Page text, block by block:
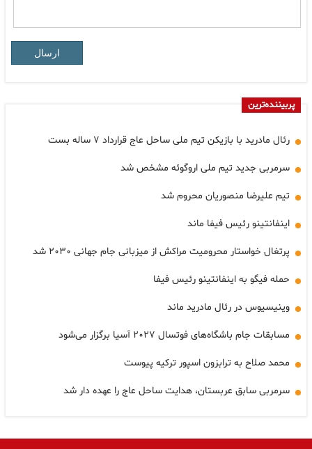
ارسال
پربیننده‌ترین
رئال مادرید با بازیکن تیم ملی ساحل عاج قرارداد ۷ ساله بست
سرمربی جدید تیم ملی اروگوئه مشخص شد
تیم علیرضا منصوریان محروم شد
اینفانتینو رئیس فیفا ماند
پرتغال خواستار محرومیت مراکش از میزبانی جام جهانی ۲۰۳۰ شد
حمله فیگو به اینفانتینو رئیس فیفا
وینیسیوس در رئال مادرید ماند
مسابقات جام باشگاه‌های فوتسال ۲۰۲۷ آسیا برگزار می‌شود
محمد صلاح به ترابزون اسپور ترکیه پیوست
سرمربی سابق عربستان، هدایت ساحل عاج را عهده دار شد